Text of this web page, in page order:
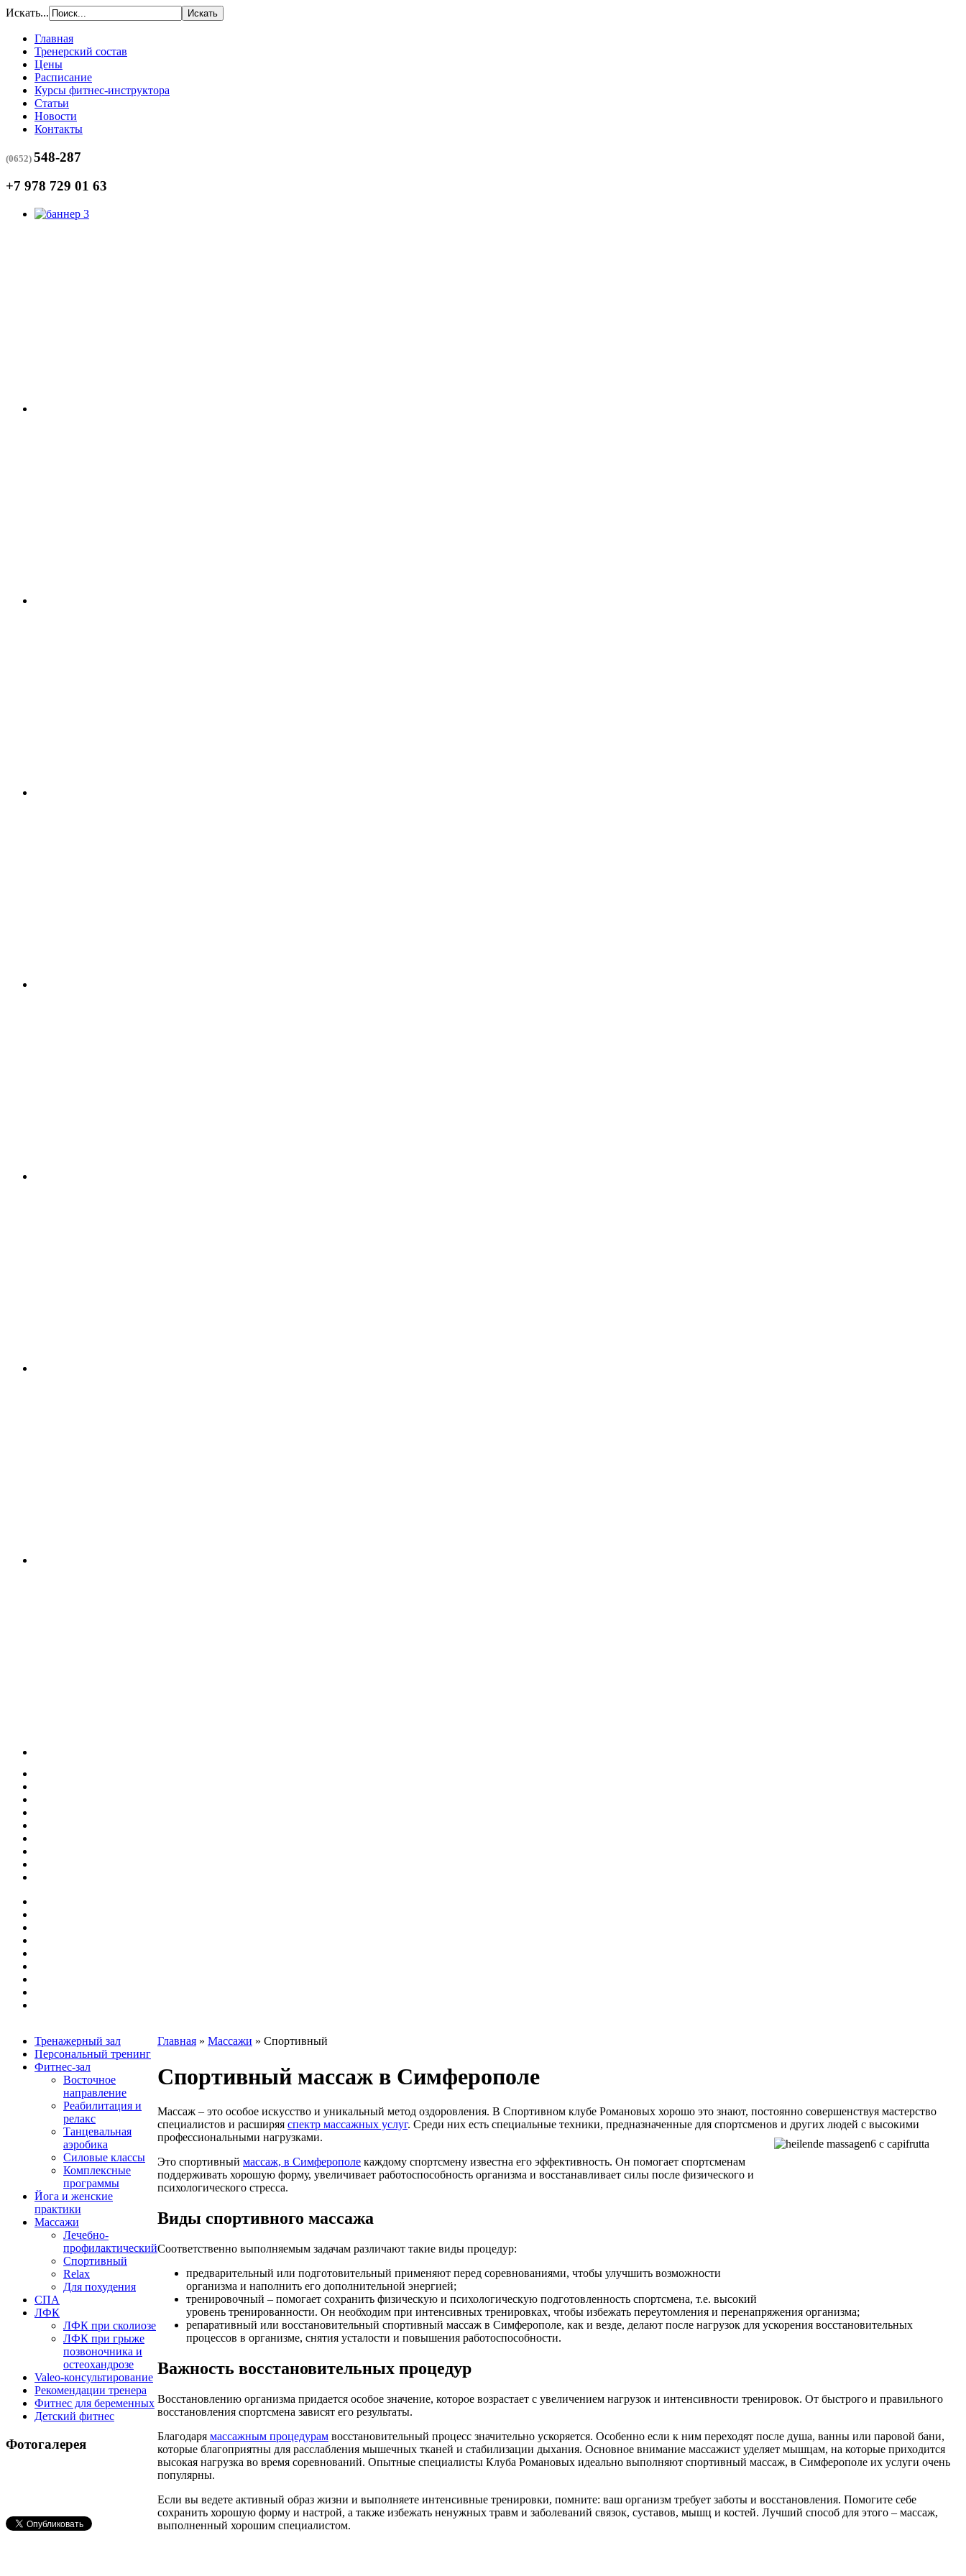
Искать...
Главная
Тренерский состав
Цены
Расписание
Курсы фитнес-инструктора
Статьи
Новости
Контакты
(0652) 548-287
+7 978 729 01 63
Тренажерный зал
Персональный тренинг
Фитнес-зал
Восточное
направление
Реабилитация и
релакс
Танцевальная
аэробика
Силовые классы
Комплексные
программы
Йога и женские
практики
Массажи
Лечебно-
профилактический
Спортивный
Relax
Для похудения
СПА
ЛФК
ЛФК при сколиозе
ЛФК при грыже
позвоночника и
остеохандрозе
Valeo-консультирование
Рекомендации тренера
Фитнес для беременных
Детский фитнес
Фотогалерея
Главная » Массажи » Спортивный
Спортивный массаж в Симферополе
Массаж – это особое искусство и уникальный метод оздоровления. В Спортивном клубе Романовых хорошо это знают, постоянно совершенствуя мастерство
специалистов и расширяя спектр массажных услуг. Среди них есть специальные техники, предназначенные для спортсменов и других людей с высокими
профессиональными нагрузками.
Это спортивный массаж, в Симферополе каждому спортсмену известна его эффективность. Он помогает спортсменам
поддерживать хорошую форму, увеличивает работоспособность организма и восстанавливает силы после физического и
психологического стресса.
Виды спортивного массажа
Соответственно выполняемым задачам различают такие виды процедур:
предварительный или подготовительный применяют перед соревнованиями, чтобы улучшить возможности
организма и наполнить его дополнительной энергией;
тренировочный – помогает сохранить физическую и психологическую подготовленность спортсмена, т.е. высокий
уровень тренированности. Он необходим при интенсивных тренировках, чтобы избежать переутомления и перенапряжения организма;
репаративный или восстановительный спортивный массаж в Симферополе, как и везде, делают после нагрузок для ускорения восстановительных
процессов в организме, снятия усталости и повышения работоспособности.
Важность восстановительных процедур
Восстановлению организма придается особое значение, которое возрастает с увеличением нагрузок и интенсивности тренировок. От быстрого и правильного
восстановления спортсмена зависят его результаты.
Благодаря массажным процедурам восстановительный процесс значительно ускоряется. Особенно если к ним переходят после душа, ванны или паровой бани,
которые благоприятны для расслабления мышечных тканей и стабилизации дыхания. Основное внимание массажист уделяет мышцам, на которые приходится
высокая нагрузка во время соревнований. Опытные специалисты Клуба Романовых идеально выполняют спортивный массаж, в Симферополе их услуги очень
популярны.
Если вы ведете активный образ жизни и выполняете интенсивные тренировки, помните: ваш организм требует заботы и восстановления. Помогите себе
сохранить хорошую форму и настрой, а также избежать ненужных травм и заболеваний связок, суставов, мышц и костей. Лучший способ для этого – массаж,
выполненный хорошим специалистом.